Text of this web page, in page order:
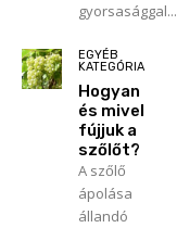
gyorsasággal...
EGYÉB
KATEGÓRIA
Hogyan
és mivel
fújjuk a
szőlőt?
A szőlő
ápolása
állandó